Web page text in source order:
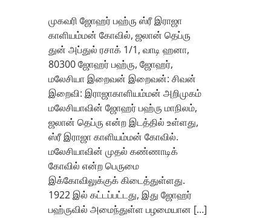
முகவரி ஜோஹர் பஹ்ரு ஸ்ரீ இராஜா
காளியம்மன் கோவில், ஜலான் தெப்ரு
துன் அப்துல் ரசாக் 1/1, வாடி ஹனா,
80300 ஜோஹர் பஹ்ரு, ஜோஹர்,
மலேசியா இறைவன் இறைவன்: சிவன்
இறைவி: இராஜாகாளியம்மன் அறிமுகம்
மலேசியாவின் ஜோஹர் பஹ்ரு மாநிலம்,
ஜலான் தெப்ரு என்ற இடத்தில் உள்ளது,
ஸ்ரீ இராஜா காளியம்மன் கோவில்.
மலேசியாவின் முதல் கண்ணாடிக்
கோவில் என்ற பெருமை
இக்கோவிலுக்குக் கிடைத்துள்ளது.
1922 இல் கட்டப்பட்டது, இது ஜோஹர்
பஹ்ருவில் அமைந்துள்ள பழமையான […]